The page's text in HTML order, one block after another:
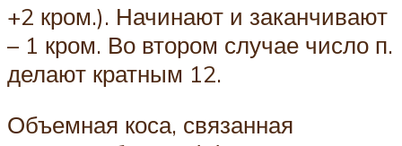
+2 кром.). Начинают и заканчивают
– 1 кром. Во втором случае число п.
делают кратным 12.
Объемная коса, связанная